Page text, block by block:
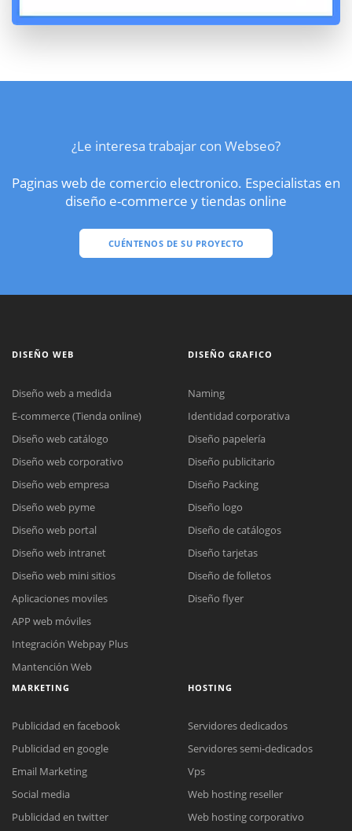
¿Le interesa trabajar con Webseo?
Paginas web de comercio electronico. Especialistas en
diseño e-commerce y tiendas online
CUÉNTENOS DE SU PROYECTO
DISEÑO WEB
Diseño web a medida
E-commerce (Tienda online)
Diseño web catálogo
Diseño web corporativo
Diseño web empresa
Diseño web pyme
Diseño web portal
Diseño web intranet
Diseño web mini sitios
Aplicaciones moviles
APP web móviles
Integración Webpay Plus
Mantención Web
DISEÑO GRAFICO
Naming
Identidad corporativa
Diseño papelería
Diseño publicitario
Diseño Packing
Diseño logo
Diseño de catálogos
Diseño tarjetas
Diseño de folletos
Diseño flyer
MARKETING
Publicidad en facebook
Publicidad en google
Email Marketing
Social media
Publicidad en twitter
HOSTING
Servidores dedicados
Servidores semi-dedicados
Vps
Web hosting reseller
Web hosting corporativo